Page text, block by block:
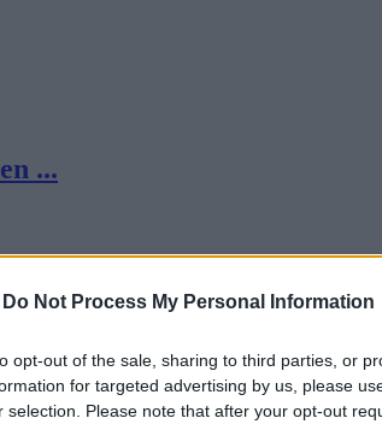
Do Not Process My Personal Information
opt-out of the sale, sharing to third parties, or
for targeted advertising by us, please
selection. Please note that after your opt-out
...
kom...